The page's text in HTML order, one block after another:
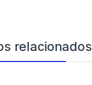
relacionados